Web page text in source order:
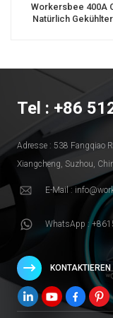
Workersbee 400A
Natürlich
Tel : +86
Adresse : 538 Fangqiao
Xiangcheng, Suzhou,
E-Mail :
WhatsApp :